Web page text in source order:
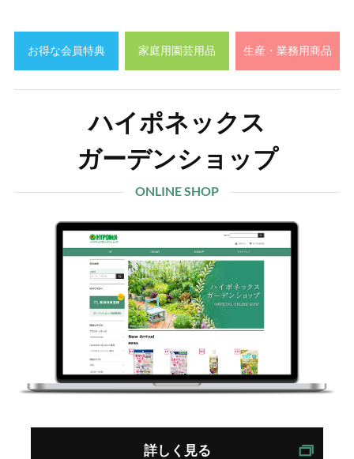
お得な会員特典 家庭用園芸用品 生産・業務用商品
ハイポネックス
ガーデンショップ
ONLINE SHOP
詳しく見る